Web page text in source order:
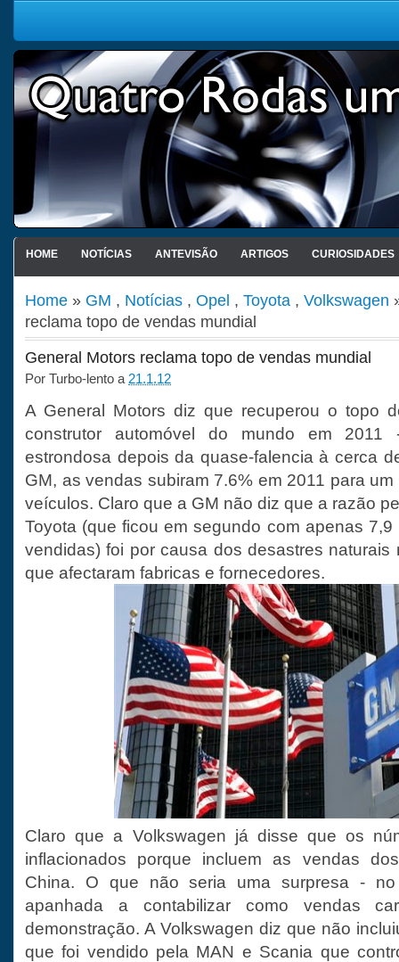
HOME NOTÍCIAS ANTEVISÃO ARTIGOS CURIOSIDADES
Home » GM , Notícias , Opel , Toyota , Volkswagen
reclama topo de vendas mundial
General Motors reclama topo de vendas mundial
Por Turbo-lento a 21.1.12
A General Motors diz que recuperou o topo
construtor automóvel do mundo em 2011
estrondosa depois da quase-falencia à cerca
GM, as vendas subiram 7.6% em 2011 para
veículos. Claro que a GM não diz que a razão
Toyota (que ficou em segundo com apenas
vendidas) foi por causa dos desastres naturais
que afectaram fabricas e fornecedores.
Claro que a Volkswagen já disse que os
inflacionados porque incluem as vendas
China. O que não seria uma surpresa -
apanhada a contabilizar como vendas
demonstração. A Volkswagen diz que não
que foi vendido pela MAN e Scania que